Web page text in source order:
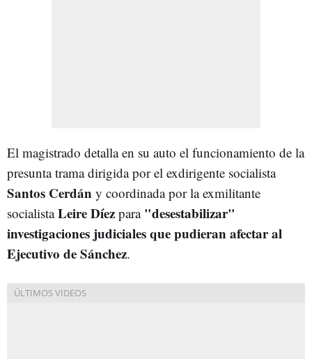
El magistrado detalla en su auto el funcionamiento de la
presunta trama dirigida por el exdirigente socialista
Santos Cerdán y coordinada por la exmilitante
socialistaLeire Díez para "desestabilizar"
investigaciones judiciales que pudieran afectar al
Ejecutivo de Sánchez.